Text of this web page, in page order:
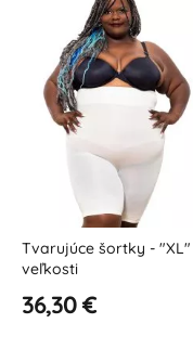
Tvarujúce šortky - "XL"
veľkosti
36,30 €